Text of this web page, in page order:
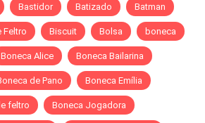
Bastidor Batizado Batman
Feltro Biscuit Bolsa boneca
Boneca Alice Boneca Bailarina
de Pano Boneca Emília
feltro Boneca Jogadora